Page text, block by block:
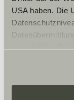
USA haben. Die
zustehen.
eigene Zwecke
Er försäljnings